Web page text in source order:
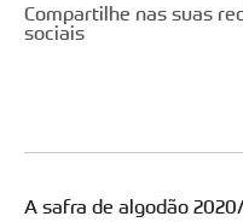
Compartilhe nas suas
sociais
A safra de algodão